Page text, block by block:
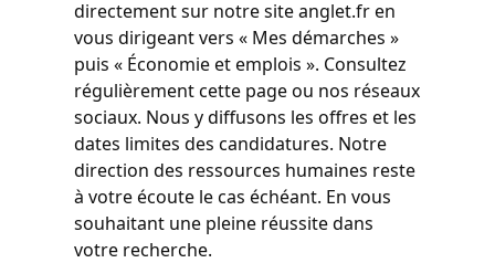
directement sur notre site anglet.fr en
vous dirigeant vers « Mes démarches »
puis « Économie et emplois ». Consultez
régulièrement cette page ou nos réseaux
sociaux. Nous y diffusons les offres et les
dates limites des candidatures. Notre
direction des ressources humaines reste
à votre écoute le cas échéant. En vous
souhaitant une pleine réussite dans
votre recherche.